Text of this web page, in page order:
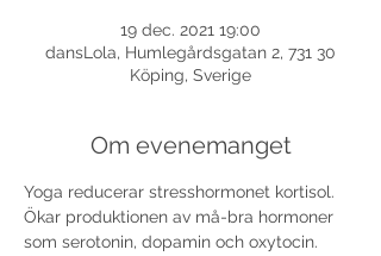
19 dec. 2021 19:00
dansLola, Humlegårdsgatan 2, 731 30
Köping, Sverige
Om evenemanget
Yoga reducerar stresshormonet kortisol.
Ökar produktionen av må-bra hormoner
som serotonin, dopamin och oxytocin.